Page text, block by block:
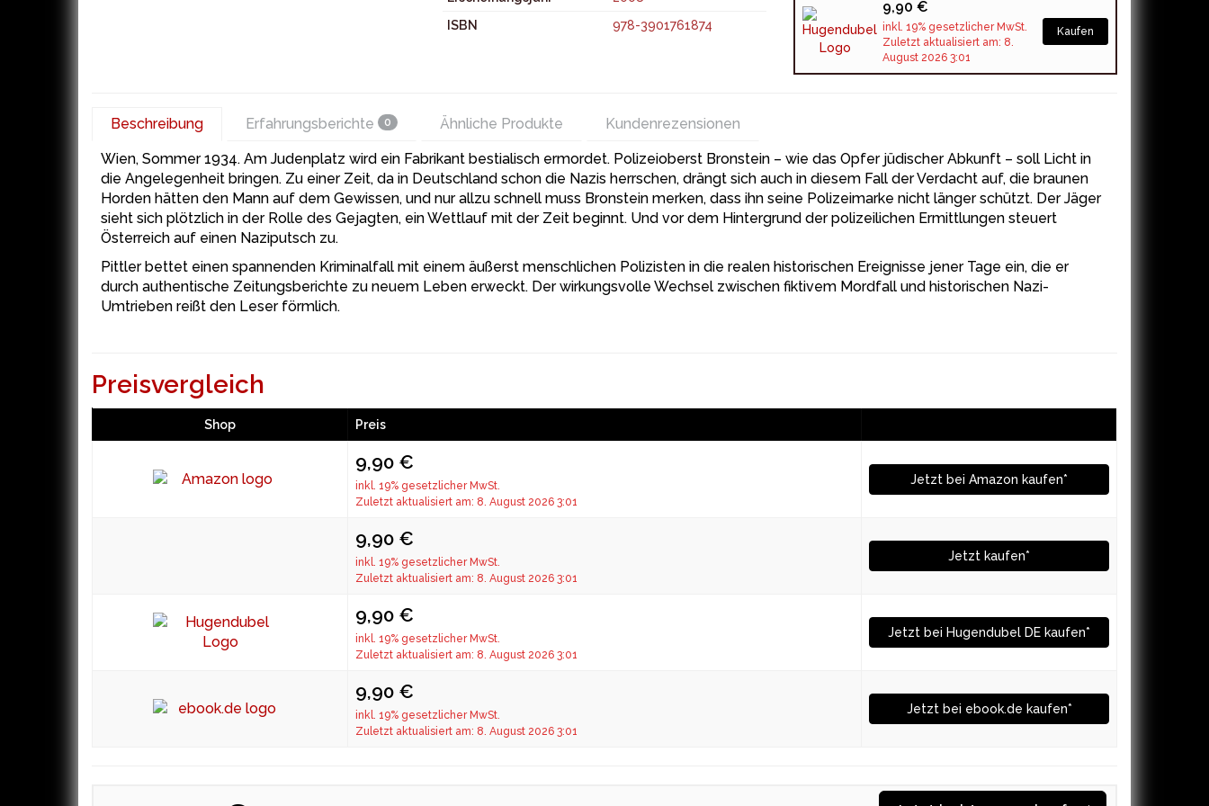
9,90 €
inkl. 19% gesetzlicher MwSt.
Zuletzt aktualisiert am: 8.
August 2026 3:01
Kaufen
ISBN
978-3901761874
Beschreibung Erfahrungsberichte 0 Ähnliche Produkte Kundenrezensionen
Wien, Sommer 1934. Am Judenplatz wird ein Fabrikant bestialisch ermordet. Polizeioberst Bronstein – wie das Opfer jüdischer Abkunft – soll Licht in
die Angelegenheit bringen. Zu einer Zeit, da in Deutschland schon die Nazis herrschen, drängt sich auch in diesem Fall der Verdacht auf, die braunen
Horden hätten den Mann auf dem Gewissen, und nur allzu schnell muss Bronstein merken, dass ihn seine Polizeimarke nicht länger schützt. Der Jäger
sieht sich plötzlich in der Rolle des Gejagten, ein Wettlauf mit der Zeit beginnt. Und vor dem Hintergrund der polizeilichen Ermittlungen steuert
Österreich auf einen Naziputsch zu.
Pittler bettet einen spannenden Kriminalfall mit einem äußerst menschlichen Polizisten in die realen historischen Ereignisse jener Tage ein, die er
durch authentische Zeitungsberichte zu neuem Leben erweckt. Der wirkungsvolle Wechsel zwischen fiktivem Mordfall und historischen Nazi-
Umtrieben reißt den Leser förmlich.
Preisvergleich
Shop Preis
9,90 €
inkl. 19% gesetzlicher MwSt.
Zuletzt aktualisiert am: 8. August 2026 3:01
Jetzt bei Amazon kaufen*
9,90 €
inkl. 19% gesetzlicher MwSt.
Zuletzt aktualisiert am: 8. August 2026 3:01
Jetzt kaufen*
9,90 €
inkl. 19% gesetzlicher MwSt.
Zuletzt aktualisiert am: 8. August 2026 3:01
Jetzt bei Hugendubel DE kaufen*
9,90 €
inkl. 19% gesetzlicher MwSt.
Zuletzt aktualisiert am: 8. August 2026 3:01
Jetzt bei ebook.de kaufen*